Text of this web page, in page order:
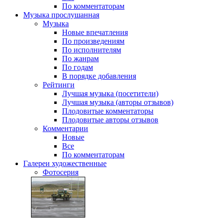
По комментаторам
Музыка прослушанная
Музыка
Новые впечатления
По произведениям
По исполнителям
По жанрам
По годам
В порядке добавления
Рейтинги
Лучшая музыка (посетители)
Лучшая музыка (авторы отзывов)
Плодовитые комментаторы
Плодовитые авторы отзывов
Комментарии
Новые
Все
По комментаторам
Галереи художественные
Фотосерия